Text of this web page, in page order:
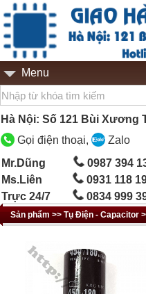
Menu
Hà Nội: Số 121 Bùi Xương
Gọi điện thoại,
Zalo
Mr.Dũng
0987 394
Ms.Liên
0931 118
Trực 24/7
0834 999
Sản phẩm >> Tụ Điện - Capacitor